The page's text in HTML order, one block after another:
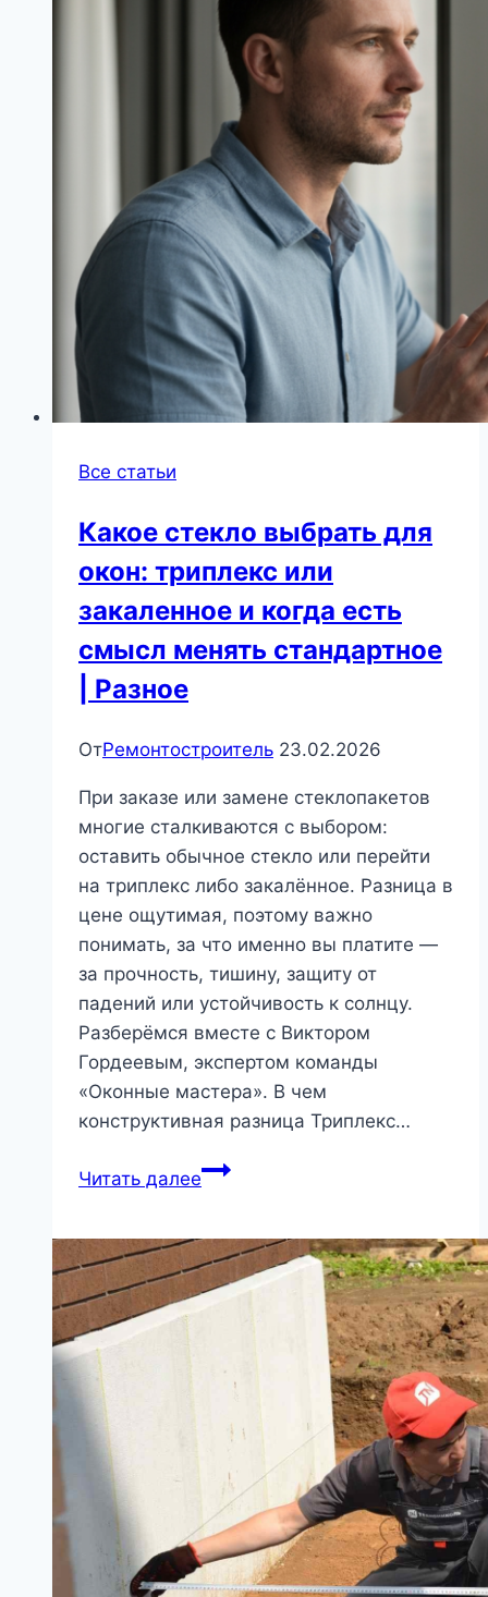
Все статьи
Какое стекло выбрать для
окон: триплекс или
закаленное и когда есть
смысл менять стандартное
| Разное
ОтРемонтостроитель 23.02.2026
При заказе или замене стеклопакетов
многие сталкиваются с выбором:
оставить обычное стекло или перейти
на триплекс либо закалённое. Разница в
цене ощутимая, поэтому важно
понимать, за что именно вы платите —
за прочность, тишину, защиту от
падений или устойчивость к солнцу.
Разберёмся вместе с Виктором
Гордеевым, экспертом команды
«Оконные мастера». В чем
конструктивная разница Триплекс…
Читать далееКакое
для
окон:
закаленное
когда
смысл
менять
стандартное
|